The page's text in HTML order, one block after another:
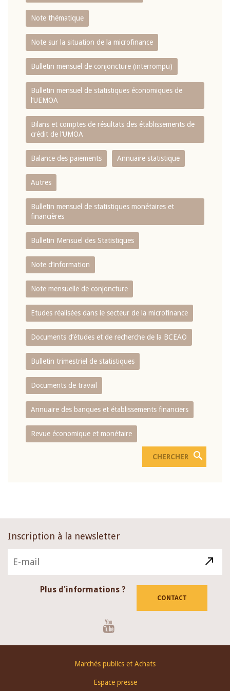
Note thématique
Note sur la situation de la microfinance
Bulletin mensuel de conjoncture (interrompu)
Bulletin mensuel de statistiques économiques de
l‘UEMOA
Bilans et comptes de résultats des établissements de
crédit de l‘UMOA
Balance des paiements Annuaire statistique
Autres
Bulletin mensuel de statistiques monétaires et
financières
Bulletin Mensuel des Statistiques
Note d’information
Note mensuelle de conjoncture
Etudes réalisées dans le secteur de la microfinance
Documents d’études et de recherche de la BCEAO
Bulletin trimestriel de statistiques
Documents de travail
Annuaire des banques et établissements financiers
Revue économique et monétaire
Inscription à la newsletter
Plus d'informations ?
CONTACT
Marchés publics et Achats
Espace presse